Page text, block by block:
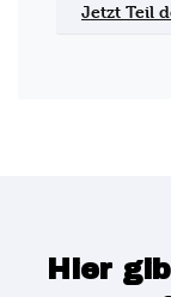
Jetzt Teil
Hier